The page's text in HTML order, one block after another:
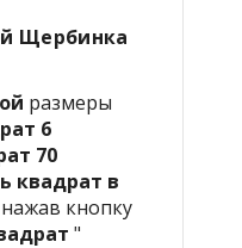
Щербинка
размеры
6
70
квадрат в
кнопку
"